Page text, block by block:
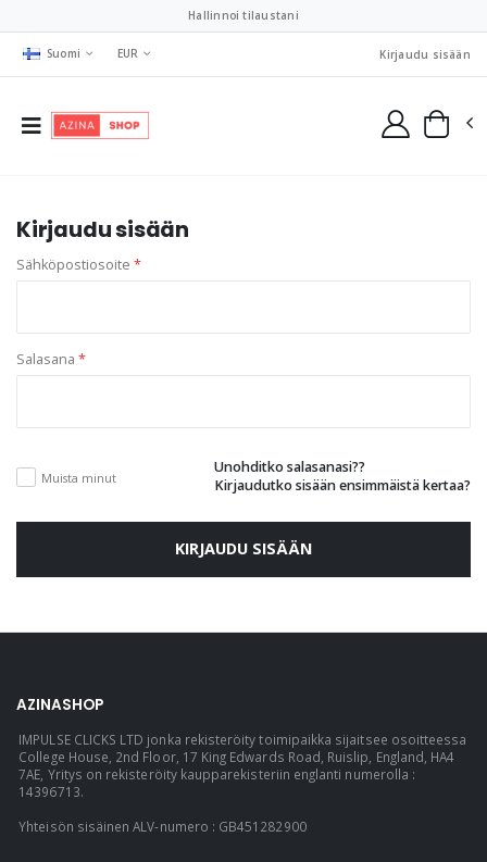
Hallinnoi tilaustani
Suomi EUR Kirjaudu sisään
Kirjaudu sisään
Sähköpostiosoite *
Salasana *
Muista minut
Unohditko salasanasi??
Kirjaudutko sisään ensimmäistä kertaa?
KIRJAUDU SISÄÄN
AZINASHOP
IMPULSE CLICKS LTD jonka rekisteröity toimipaikka sijaitsee osoitteessa
College House, 2nd Floor, 17 King Edwards Road, Ruislip, England, HA4
7AE, Yritys on rekisteröity kaupparekisteriin englanti numerolla :
14396713.
Yhteisön sisäinen ALV-numero : GB451282900